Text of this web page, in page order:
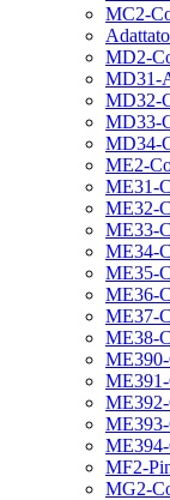
MC2-
MD2-
MD31-
MD32-
MD33-
MD34-
ME2-
ME31-
ME32-
ME33-
ME34-
ME35-
ME36-
ME37-
ME38-
MF2-
MG2-